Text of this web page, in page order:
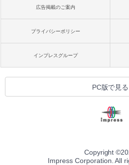
広告掲載のご案内
プライバシーポリシー
インプレスグループ
PC版で見る
Copyright ©
Impress Corporation. All